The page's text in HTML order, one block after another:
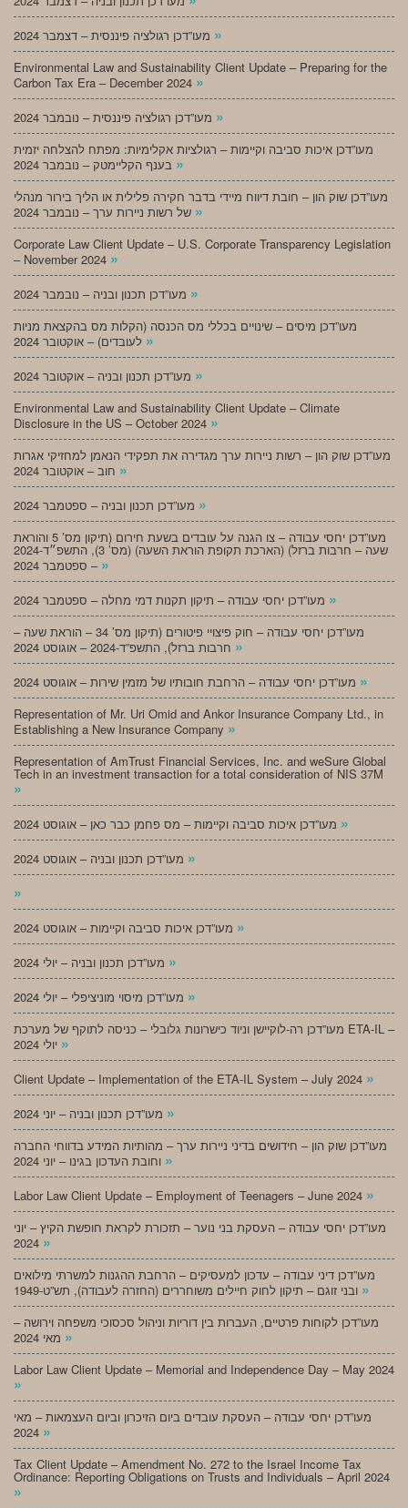
»
Environmental Law and Sustainability Client Update – Preparing for the
Carbon Tax Era – December 2024 »
»
מעו”דכן איכות סביבה וקיימות – רגולציות אקלימיות: מפתח להצלחה יזמית
»
מעו”דכן שוק הון – חובת דיווח מיידי בדבר חקירה פלילית או הליך בירור מנהלי
»
Corporate Law Client Update – U.S. Corporate Transparency Legislation
– November 2024 »
»
מעו”דכן מיסים – שינויים בכללי מס הכנסה (הקלות מס בהקצאת מניות
»
»
Environmental Law and Sustainability Client Update – Climate
Disclosure in the US – October 2024 »
מעו”דכן שוק הון – רשות ניירות ערך מגדירה את תפקידי הנאמן למחזיקי אגרות
»
»
מעו”דכן יחסי עבודה – צו הגנה על עובדים בשעת חירום (תיקון מס’ 5 והוראת
שעה – חרבות ברזל) (הארכת תקופת הוראת השעה) (מס’ 3), התשפ״ד-2024
– ספטמבר 2024 »
»
מעו”דכן יחסי עבודה – חוק פיצויי פיטורים (תיקון מס’ 34 – הוראת שעה –
»
»
Representation of Mr. Uri Omid and Ankor Insurance Company Ltd., in
Establishing a New Insurance Company »
Representation of AmTrust Financial Services, Inc. and weSure Global
Tech in an investment transaction for a total consideration of NIS 37M
»
»
»
»
»
»
»
מעו”דכן רה-לוקיישן וניוד כישרונות גלובלי – כניסה לתוקף של מערכת ETA-IL –
»
Client Update – Implementation of the ETA-IL System – July 2024 »
»
מעו”דכן שוק הון – חידושים בדיני ניירות ערך – מהותיות המידע בדווחי החברה
»
Labor Law Client Update – Employment of Teenagers – June 2024 »
מעו”דכן יחסי עבודה – העסקת בני נוער – תזכורת לקראת חופשת הקיץ – יוני
»
מעו”דכן דיני עבודה – עדכון למעסיקים – הרחבת ההגנות למשרתי מילואים
»
מעו”דכן לקוחות פרטיים, העברות בין דוריות וניהול סכסוכי משפחה וירושה –
»
Labor Law Client Update – Memorial and Independence Day – May 2024
»
מעו”דכן יחסי עבודה – העסקת עובדים ביום הזיכרון וביום העצמאות – מאי
»
Tax Client Update – Amendment No. 272 to the Israel Income Tax
Ordinance: Reporting Obligations on Trusts and Individuals – April 2024
»